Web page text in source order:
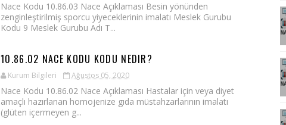
Nace Kodu 10.86.03 Nace Açıklaması Besin yönünden
zenginleştirilmiş sporcu yiyeceklerinin imalatı Meslek Gurubu
Kodu 9 Meslek Gurubu Adı T...
10.86.02 NACE KODU KODU NEDIR?
Kurum Bilgileri Ağustos 05, 2020
Nace Kodu 10.86.02 Nace Açıklaması Hastalar için veya diyet
amaçlı hazırlanan homojenize gıda müstahzarlarının imalatı
(glüten içermeyen g...